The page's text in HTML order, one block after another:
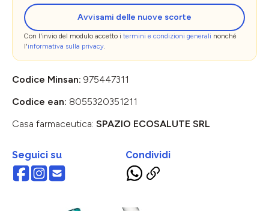
Avvisami delle nuove scorte
Con l'invio del modulo accetto i termini e condizioni generali nonché
l'informativa sulla privacy.
Codice Minsan: 975447311
Codice ean: 8055320351211
Casa farmaceutica: SPAZIO ECOSALUTE SRL
Seguici su Condividi